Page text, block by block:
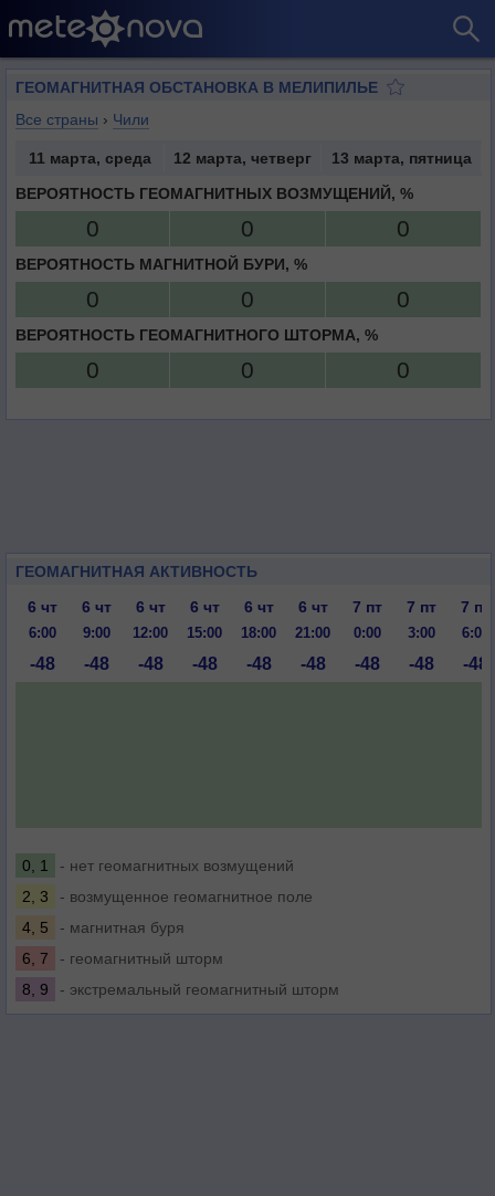
ГЕОМАГНИТНАЯ ОБСТАНОВКА В МЕЛИПИЛЬЕ
Все страны › Чили
11 марта, среда 12 марта, четверг
13 марта, пятница
ВЕРОЯТНОСТЬ ГЕОМАГНИТНЫХ ВОЗМУЩЕНИЙ, %
0 0 0
ВЕРОЯТНОСТЬ МАГНИТНОЙ БУРИ, %
0 0 0
ВЕРОЯТНОСТЬ ГЕОМАГНИТНОГО ШТОРМА, %
0 0 0
ГЕОМАГНИТНАЯ АКТИВНОСТЬ
6 чт
6 чт 6 чт 6 чт 6 чт 6 чт 7 пт 7 пт 7 пт
6:00 9:00 12:00 15:00 18:00 21:00 0:00 3:00 6:00
-48 -48 -48 -48 -48 -48 -48 -48 -48
0, 1
- нет геомагнитных возмущений
2, 3
- возмущенное геомагнитное поле
4, 5
- магнитная буря
6, 7
- геомагнитный шторм
8, 9
- экстремальный геомагнитный шторм